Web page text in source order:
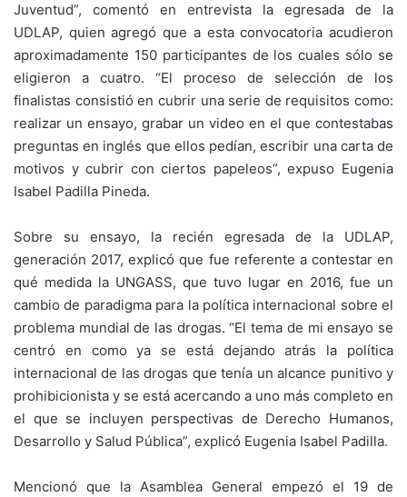
Juventud”, comentó en entrevista la egresada de la
UDLAP, quien agregó que a esta convocatoria acudieron
aproximadamente 150 participantes de los cuales sólo se
eligieron a cuatro. “El proceso de selección de los
finalistas consistió en cubrir una serie de requisitos como:
realizar un ensayo, grabar un video en el que contestabas
preguntas en inglés que ellos pedían, escribir una carta de
motivos y cubrir con ciertos papeleos”, expuso Eugenia
Isabel Padilla Pineda.
Sobre su ensayo, la recién egresada de la UDLAP,
generación 2017, explicó que fue referente a contestar en
qué medida la UNGASS, que tuvo lugar en 2016, fue un
cambio de paradigma para la política internacional sobre el
problema mundial de las drogas. “El tema de mi ensayo se
centró en como ya se está dejando atrás la política
internacional de las drogas que tenía un alcance punitivo y
prohibicionista y se está acercando a uno más completo en
el que se incluyen perspectivas de Derecho Humanos,
Desarrollo y Salud Pública”, explicó Eugenia Isabel Padilla.
Mencionó que la Asamblea General empezó el 19 de